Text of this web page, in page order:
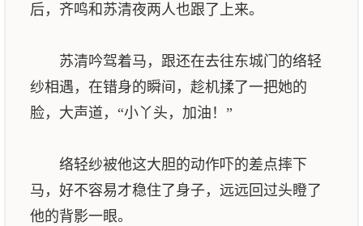
后，齐鸣和苏清夜两人也跟了上来。
苏清吟驾着马，跟还在去往东城门的络轻
纱相遇，在错身的瞬间，趁机揉了一把她的
脸，大声道，“小丫头，加油！”
络轻纱被他这大胆的动作吓的差点摔下
马，好不容易才稳住了身子，远远回过头瞪了
他的背影一眼。